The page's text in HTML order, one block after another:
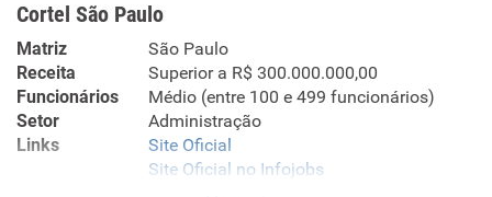
Cortel São Paulo
Matriz
São Paulo
Receita
Superior a R$ 300.000.000,00
Funcionários
Médio (entre 100 e 499 funcionários)
Setor
Administração
Links
Site Oficial
Site Oficial no Infojobs